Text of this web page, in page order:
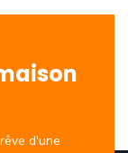
d'une